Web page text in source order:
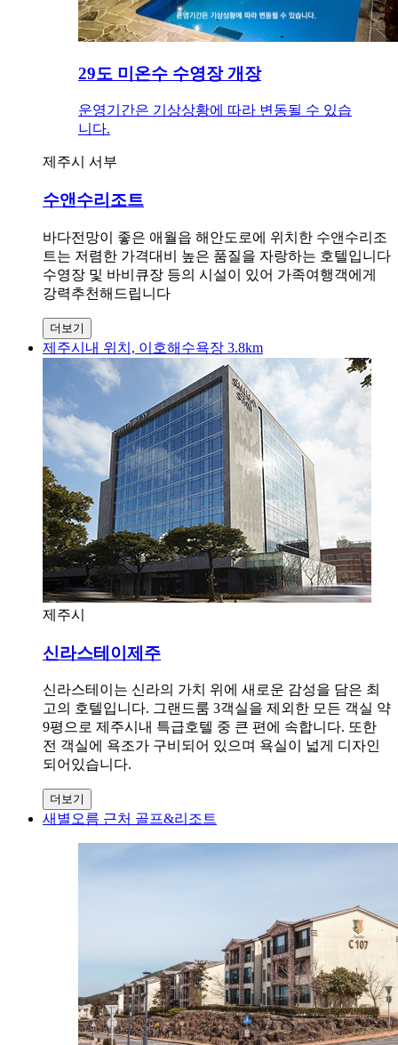
29도 미온수 수영장 개장
운영기간은 기상상황에 따라 변동될 수 있습
니다.
제주시 서부
수앤수리조트
바다전망이 좋은 애월읍 해안도로에 위치한 수앤수리조
트는 저렴한 가격대비 높은 품질을 자랑하는 호텔입니다
수영장 및 바비큐장 등의 시설이 있어 가족여행객에게
강력추천해드립니다
더보기
제주시내 위치, 이호해수욕장 3.8km
제주시
신라스테이제주
신라스테이는 신라의 가치 위에 새로운 감성을 담은 최
고의 호텔입니다. 그랜드룸 3객실을 제외한 모든 객실 약
9평으로 제주시내 특급호텔 중 큰 편에 속합니다. 또한
전 객실에 욕조가 구비되어 있으며 욕실이 넓게 디자인
되어있습니다.
더보기
새별오름 근처 골프&리조트